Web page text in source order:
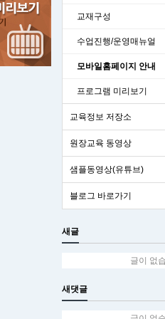
교재구성
수업진행/운영매뉴얼
모바일홈페이지 안내
프로그램 미리보기
교육정보 저장소
원장교육 동영상
샘플동영상(유튜브)
블로그 바로가기
새글
글이 없
새댓글